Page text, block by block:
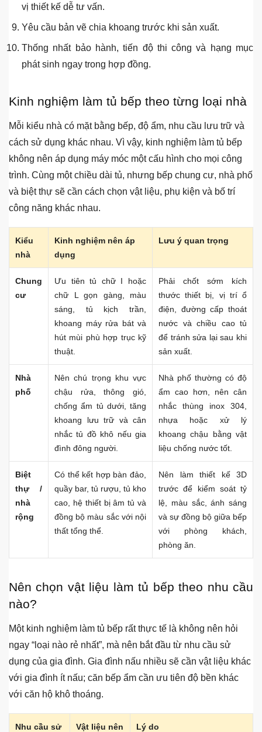
vị thiết kế dễ tư vấn.
Yêu cầu bản vẽ chia khoang trước khi sản xuất.
Thống nhất bảo hành, tiến độ thi công và hạng mục
phát sinh ngay trong hợp đồng.
Kinh nghiệm làm tủ bếp theo từng loại nhà
Mỗi kiểu nhà có mặt bằng bếp, độ ẩm, nhu cầu lưu trữ và
cách sử dụng khác nhau. Vì vậy, kinh nghiệm làm tủ bếp
không nên áp dụng máy móc một cấu hình cho mọi công
trình. Cùng một chiều dài tủ, nhưng bếp chung cư, nhà phố
và biệt thự sẽ cần cách chọn vật liệu, phụ kiện và bố trí
công năng khác nhau.
Kiểu
nhà
Kinh nghiệm nên áp
dụng
Lưu ý quan trọng
Chung
cư
Ưu tiên tủ chữ I hoặc
chữ L gọn gàng, màu
sáng, tủ kịch trần,
khoang máy rửa bát và
hút mùi phù hợp trục kỹ
thuật.
Phải chốt sớm kích
thước thiết bị, vị trí ổ
điện, đường cấp thoát
nước và chiều cao tủ
để tránh sửa lại sau khi
sản xuất.
Nhà
phố
Nên chú trọng khu vực
chậu rửa, thông gió,
chống ẩm tủ dưới, tăng
khoang lưu trữ và cân
nhắc tủ đồ khô nếu gia
đình đông người.
Nhà phố thường có độ
ẩm cao hơn, nên cân
nhắc thùng inox 304,
nhựa hoặc xử lý
khoang chậu bằng vật
liệu chống nước tốt.
Biệt
thự /
nhà
rộng
Có thể kết hợp bàn đảo,
quầy bar, tủ rượu, tủ kho
cao, hệ thiết bị âm tủ và
đồng bộ màu sắc với nội
thất tổng thể.
Nên làm thiết kế 3D
trước để kiểm soát tỷ
lệ, màu sắc, ánh sáng
và sự đồng bộ giữa bếp
với phòng khách,
phòng ăn.
Nên chọn vật liệu làm tủ bếp theo nhu cầu
nào?
Một kinh nghiệm làm tủ bếp rất thực tế là không nên hỏi
ngay “loại nào rẻ nhất”, mà nên bắt đầu từ nhu cầu sử
dụng của gia đình. Gia đình nấu nhiều sẽ cần vật liệu khác
với gia đình ít nấu; căn bếp ẩm cần ưu tiên độ bền khác
với căn hộ khô thoáng.
Nhu cầu sử
Vật liệu nên
Lý do